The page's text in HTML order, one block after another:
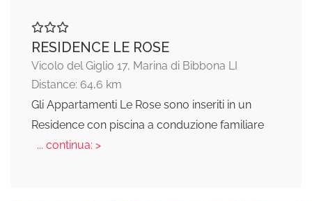
RESIDENCE LE ROSE
Vicolo del Giglio 17, Marina di Bibbona LI
Distance: 64,6 km
Gli Appartamenti Le Rose sono inseriti in un
Residence con piscina a conduzione familiare
... continua: >